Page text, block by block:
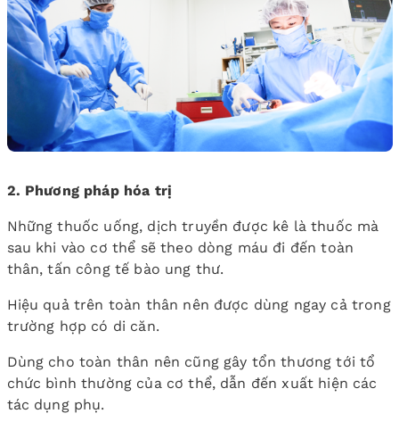
2. Phương pháp hóa trị
Những thuốc uống, dịch truyền được kê là thuốc mà
sau khi vào cơ thể sẽ theo dòng máu đi đến toàn
thân, tấn công tế bào ung thư.
Hiệu quả trên toàn thân nên được dùng ngay cả trong
trường hợp có di căn.
Dùng cho toàn thân nên cũng gây tổn thương tới tổ
chức bình thường của cơ thể, dẫn đến xuất hiện các
tác dụng phụ.